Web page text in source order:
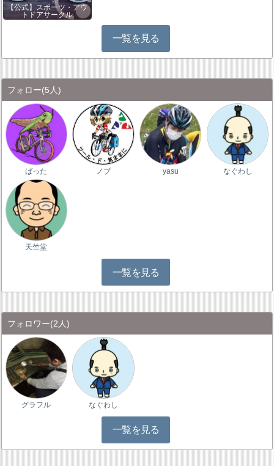
【公式】スポーツ・アウ
トドアサークル
一覧を見る
フォロー(5人)
ばった ノブ yasu なぐわし
天竺堂
一覧を見る
フォロワー(2人)
グラフル なぐわし
一覧を見る